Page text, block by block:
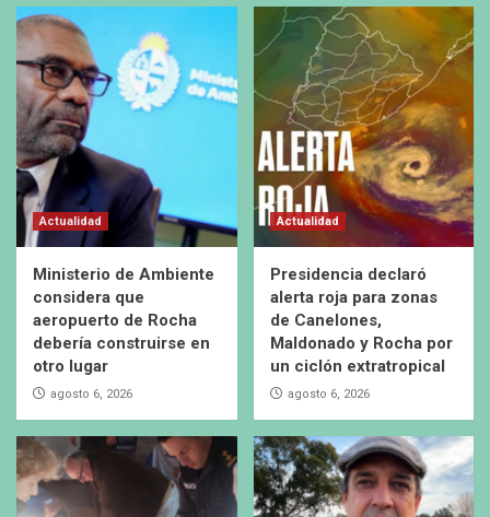
Actualidad
Ministerio de Ambiente
considera que
aeropuerto de Rocha
debería construirse en
otro lugar
agosto 6, 2026
Actualidad
Presidencia declaró
alerta roja para zonas
de Canelones,
Maldonado y Rocha por
un ciclón extratropical
agosto 6, 2026